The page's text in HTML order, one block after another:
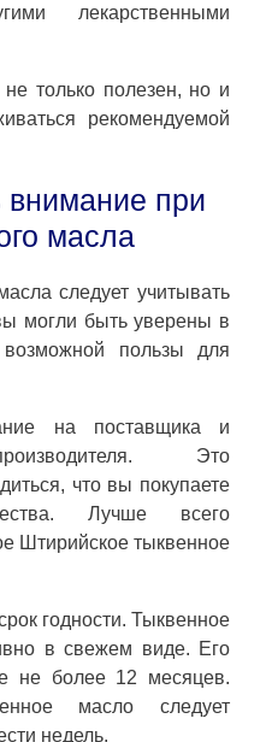
лекарственными
только полезен, но и
рекомендуемой
при
масла
следует учитывать
могли быть уверены в
пользы для
на поставщика и
Это
что вы покупаете
Лучше всего
Штирийское тыквенное
годности. Тыквенное
в свежем виде. Его
не более 12 месяцев.
масло следует
недель.